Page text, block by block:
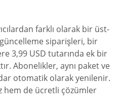
farklı olarak bir üst-
güncelleme siparişleri, bir
3,99 USD tutarında ek bir
Abonelikler, aynı paket ve
otomatik olarak yenilenir.
hem de ücretli çözümler